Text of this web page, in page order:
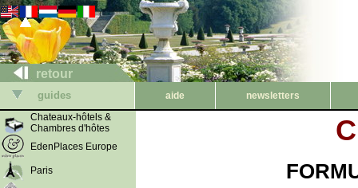
retour
guides aide
newsletters
Chateaux-hôtels &
Chambres d'hôtes
EdenPlaces Europe
Paris